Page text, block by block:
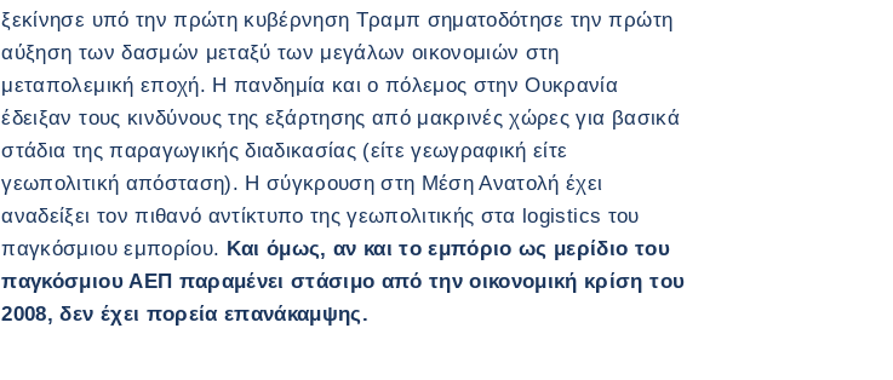
ξεκίνησε υπό την πρώτη κυβέρνηση Τραμπ σηματοδότησε την πρώτη
αύξηση των δασμών μεταξύ των μεγάλων οικονομιών στη
μεταπολεμική εποχή. Η πανδημία και ο πόλεμος στην Ουκρανία
έδειξαν τους κινδύνους της εξάρτησης από μακρινές χώρες για βασικά
στάδια της παραγωγικής διαδικασίας (είτε γεωγραφική είτε
γεωπολιτική απόσταση). Η σύγκρουση στη Μέση Ανατολή έχει
αναδείξει τον πιθανό αντίκτυπο της γεωπολιτικής στα logistics του
παγκόσμιου εμπορίου. Και όμως, αν και το εμπόριο ως μερίδιο του
παγκόσμιου ΑΕΠ παραμένει στάσιμο από την οικονομική κρίση του
2008, δεν έχει πορεία επανάκαμψης.